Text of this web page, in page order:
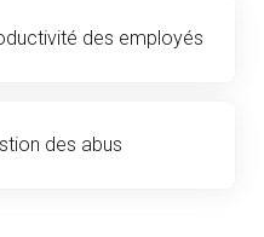
des employés
des abus